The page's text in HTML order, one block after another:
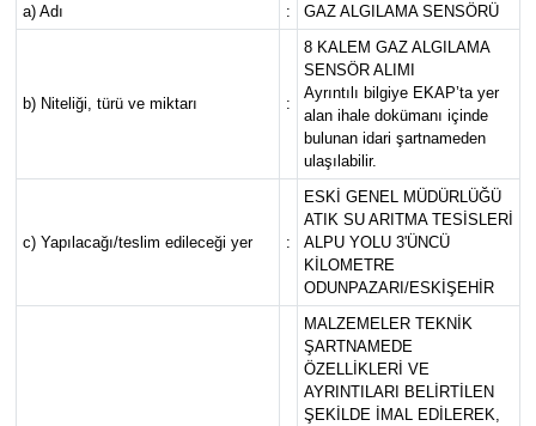
a) Adı
: GAZ ALGILAMA SENSÖRÜ
b) Niteliği, türü ve miktarı :
8 KALEM GAZ ALGILAMA
SENSÖR ALIMI
Ayrıntılı bilgiye EKAP’ta yer
alan ihale dokümanı içinde
bulunan idari şartnameden
ulaşılabilir.
c) Yapılacağı/teslim edileceği yer :
ESKİ GENEL MÜDÜRLÜĞÜ
ATIK SU ARITMA TESİSLERİ
ALPU YOLU 3'ÜNCÜ
KİLOMETRE
ODUNPAZARI/ESKİŞEHİR
MALZEMELER TEKNİK
ŞARTNAMEDE
ÖZELLİKLERİ VE
AYRINTILARI BELİRTİLEN
ŞEKİLDE İMAL EDİLEREK,